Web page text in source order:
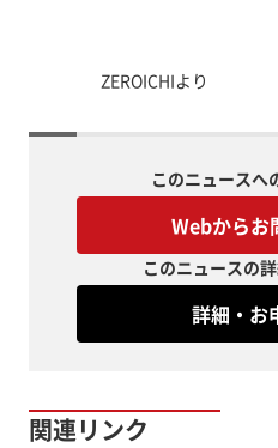
ZEROICHIより
このニュースへ
Webからお
このニュースの
詳細・お
関連リンク